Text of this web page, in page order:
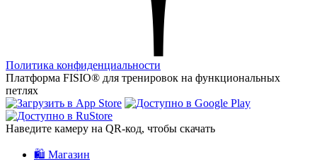
Политика конфиденциальности
Платформа FISIO® для тренировок на функциональных
петлях
Наведите камеру на QR‑код, чтобы скачать
🛍️ Магазин